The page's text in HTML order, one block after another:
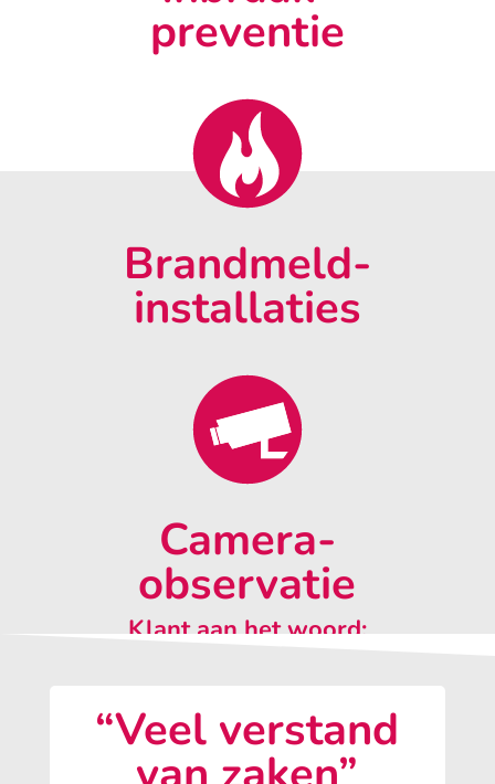
preventie
Brandmeld-
installaties
Camera-
observatie
Klant aan het woord:
“Veel verstand